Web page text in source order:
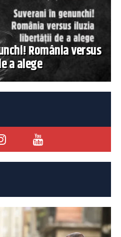
România versus
a alege